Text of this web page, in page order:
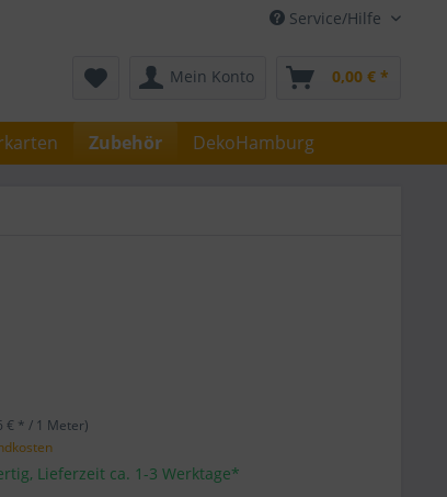
Service/Hilfe
Mein Konto 0,00 € *
Zubehör DekoHamburg
€ * / 1 Meter)
Lieferzeit ca. 1-3 Werktage*